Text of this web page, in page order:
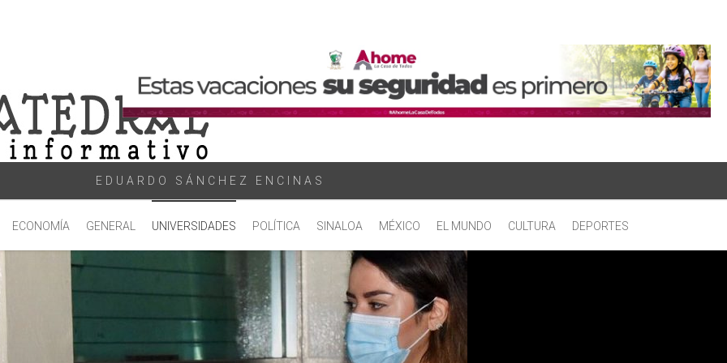
EDUARDO SÁNCHEZ ENCINAS
ECONOMÍA GENERAL UNIVERSIDADES POLÍTICA SINALOA MÉXICO EL MUNDO CULTURA DEPORTES